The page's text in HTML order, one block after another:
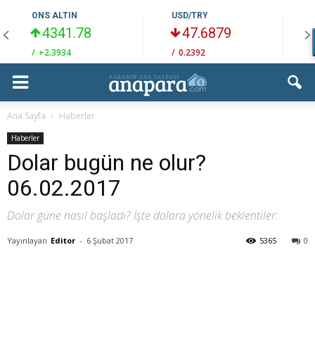
ONS ALTIN
4341.78
/ +2.3934
USD/TRY
47.6879
/ 0.2392 /
Ana Sayfa Haberler
Haberler
Dolar bugün ne olur?
06.02.2017
Dolar güne nasıl başladı? İşte dolara yönelik beklentiler:
Yayınlayan Editor - 6 Şubat 2017 0
5365